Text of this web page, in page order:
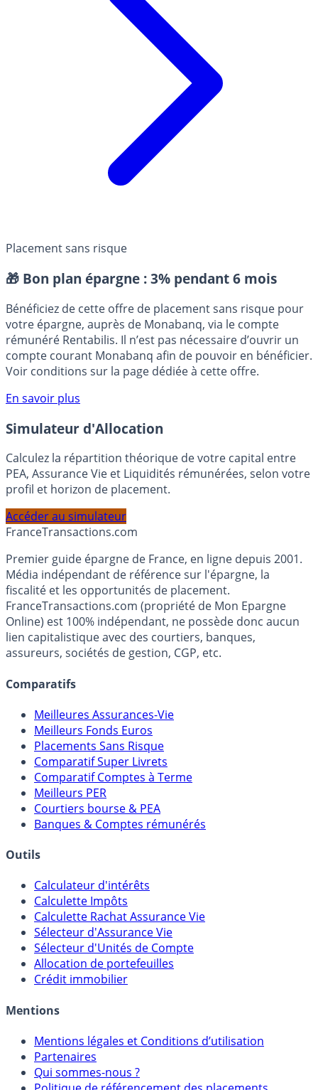
Placement sans risque
🎁 Bon plan épargne : 3% pendant 6 mois
Bénéficiez de cette offre de placement sans risque pour
votre épargne, auprès de Monabanq, via le compte
rémunéré Rentabilis. Il n’est pas nécessaire d’ouvrir un
compte courant Monabanq afin de pouvoir en bénéficier.
Voir conditions sur la page dédiée à cette offre.
En savoir plus
Simulateur d'Allocation
Calculez la répartition théorique de votre capital entre
PEA, Assurance Vie et Liquidités rémunérées, selon votre
profil et horizon de placement.
Accéder au simulateur
FranceTransactions.com
Premier guide épargne de France, en ligne depuis 2001.
Média indépendant de référence sur l'épargne, la
fiscalité et les opportunités de placement.
FranceTransactions.com (propriété de Mon Epargne
Online) est 100% indépendant, ne possède donc aucun
lien capitalistique avec des courtiers, banques,
Meilleures Assurances-Vie
Meilleurs Fonds Euros
Placements Sans Risque
Comparatif Super Livrets
Comparatif Comptes à Terme
Meilleurs PER
Courtiers bourse & PEA
Calculateur d'intérêts
Calculette Impôts
Calculette Rachat Assurance Vie
Sélecteur d'Assurance Vie
Sélecteur d'Unités de Compte
Allocation de portefeuilles
Mentions légales et Conditions d’utilisation
Partenaires